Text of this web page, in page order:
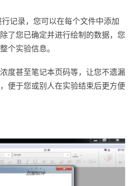
记录，您可以在每个文件中添加
了您已确定并进行绘制的数据，您
个实验信息。
度甚至笔记本页码等，让您不遗漏
便于您或别人在实验结束后更方便